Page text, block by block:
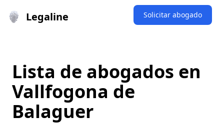
Legaline Solicitar abogado
Lista de abogados en
Vallfogona de
Balaguer